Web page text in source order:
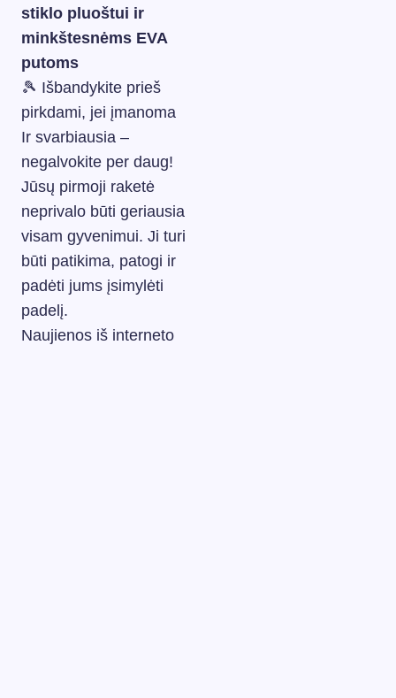
stiklo pluoštui ir
minkštesnėms EVA
putoms
🎾 Išbandykite prieš
pirkdami, jei įmanoma
Ir svarbiausia –
negalvokite per daug!
Jūsų pirmoji raketė
neprivalo būti geriausia
visam gyvenimui. Ji turi
būti patikima, patogi ir
padėti jums įsimylėti
padelį.
Naujienos iš interneto